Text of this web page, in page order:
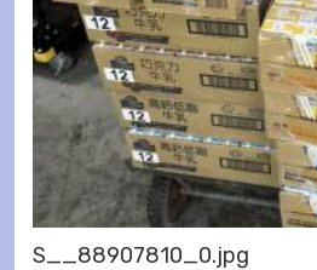
S__88907810_0.jpg